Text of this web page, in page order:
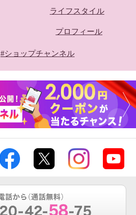
ライフスタイル
プロフィール
#ショップチャンネル